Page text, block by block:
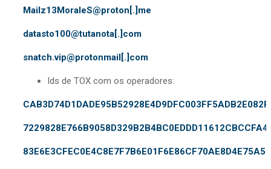
Mailz13MoraleS@proton[.]me
datasto100@tutanota[.]com
snatch.vip@protonmail[.]com
Ids de TOX com os operadores: